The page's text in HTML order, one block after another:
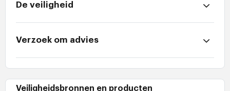
De veiligheid
Verzoek om advies
Veiligheidsbronnen en producten